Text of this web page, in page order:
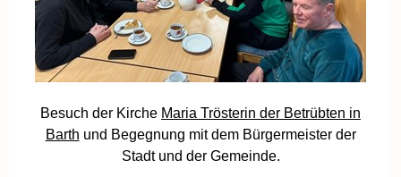
Besuch der Kirche Maria Trösterin der Betrübten in
Barth und Begegnung mit dem Bürgermeister der
Stadt und der Gemeinde.